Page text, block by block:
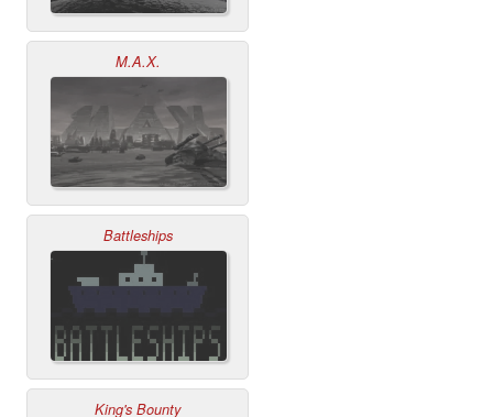
M.A.X.
Battleships
King's Bounty